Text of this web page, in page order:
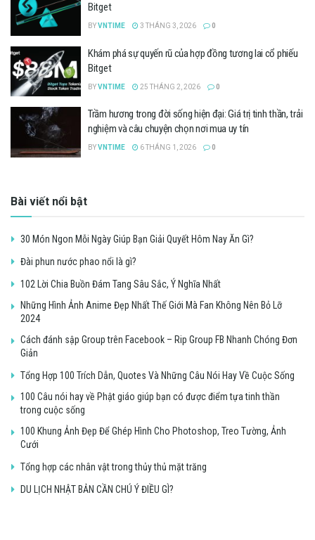
Bitget
BYVNTIME 3 THÁNG 3, 2026 0
Khám phá sự quyến rũ của hợp đồng tương lai cổ phiếu
Bitget
BYVNTIME 25 THÁNG 2, 2026 0
Trầm hương trong đời sống hiện đại: Giá trị tinh thần, trải
nghiệm và câu chuyện chọn nơi mua uy tín
BYVNTIME 6 THÁNG 1, 2026 0
Bài viết nổi bật
30 Món Ngon Mỗi Ngày Giúp Bạn Giải Quyết Hôm Nay Ăn Gì?
Đài phun nước phao nổi là gì?
102 Lời Chia Buồn Đám Tang Sâu Sắc, Ý Nghĩa Nhất
Những Hình Ảnh Anime Đẹp Nhất Thế Giới Mà Fan Không Nên Bỏ Lỡ
2024
Cách đánh sập Group trên Facebook – Rip Group FB Nhanh Chóng Đơn
Giản
Tổng Hợp 100 Trích Dẫn, Quotes Và Những Câu Nói Hay Về Cuộc Sống
100 Câu nói hay về Phật giáo giúp bạn có được điểm tựa tinh thần
trong cuộc sống
100 Khung Ảnh Đẹp Để Ghép Hình Cho Photoshop, Treo Tường, Ảnh
Cưới
Tổng hợp các nhân vật trong thủy thủ mặt trăng
DU LỊCH NHẬT BẢN CẦN CHÚ Ý ĐIỀU GÌ?